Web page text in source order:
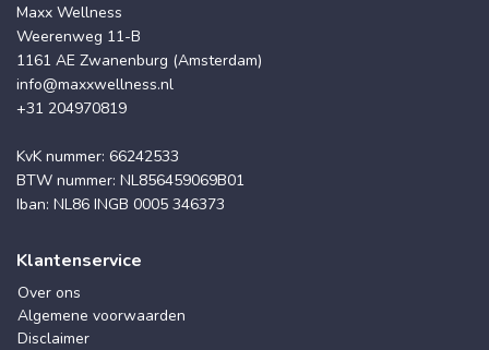
Maxx Wellness
Weerenweg 11-B
1161 AE Zwanenburg (Amsterdam)
info@maxxwellness.nl
+31 204970819
KvK nummer: 66242533
BTW nummer: NL856459069B01
Iban: NL86 INGB 0005 346373
Klantenservice
Over ons
Algemene voorwaarden
Disclaimer